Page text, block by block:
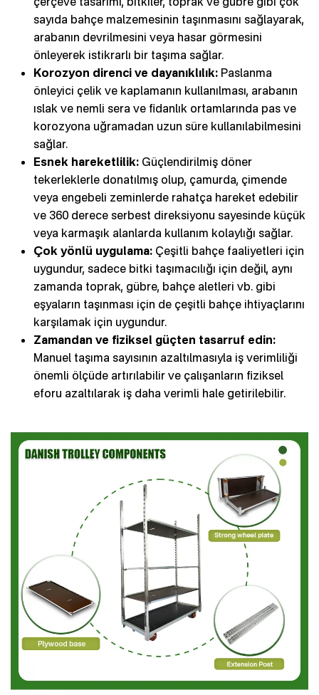
sayıda bahçe malzemesinin taşınmasını sağlayarak,
arabanın devrilmesini veya hasar görmesini
önleyerek istikrarlı bir taşıma sağlar.
Korozyon direnci ve dayanıklılık: Paslanma
önleyici çelik ve kaplamanın kullanılması, arabanın
ıslak ve nemli sera ve fidanlık ortamlarında pas ve
korozyona uğramadan uzun süre kullanılabilmesini
sağlar.
Esnek hareketlilik: Güçlendirilmiş döner
tekerleklerle donatılmış olup, çamurda, çimende
veya engebeli zeminlerde rahatça hareket edebilir
ve 360 derece serbest direksiyonu sayesinde küçük
veya karmaşık alanlarda kullanım kolaylığı sağlar.
Çok yönlü uygulama: Çeşitli bahçe faaliyetleri için
uygundur, sadece bitki taşımacılığı için değil, aynı
zamanda toprak, gübre, bahçe aletleri vb. gibi
eşyaların taşınması için de çeşitli bahçe ihtiyaçlarını
karşılamak için uygundur.
Zamandan ve fiziksel güçten tasarruf edin:
Manuel taşıma sayısının azaltılmasıyla iş verimliliği
önemli ölçüde artırılabilir ve çalışanların fiziksel
eforu azaltılarak iş daha verimli hale getirilebilir.